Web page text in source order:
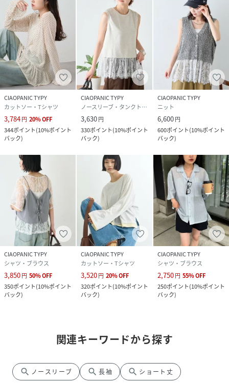
CIAOPANIC TYPY
カットソー・Tシャツ
3,784円 20%OFF
344ポイント(10%ポイント
バック)
CIAOPANIC TYPY
ノースリーブ・タンクトップ
3,630円
330ポイント(10%ポイント
バック)
CIAOPANIC TYPY
ニット
6,600円
600ポイント(10%ポイント
バック)
CIAOPANIC TYPY
シャツ・ブラウス
3,850円 50%OFF
350ポイント(10%ポイント
バック)
CIAOPANIC TYPY
カットソー・Tシャツ
3,520円 20%OFF
320ポイント(10%ポイント
バック)
CIAOPANIC TYPY
シャツ・ブラウス
2,750円 55%OFF
250ポイント(10%ポイント
バック)
関連キーワードから探す
search ノースリーブ search 長袖 search ショート丈